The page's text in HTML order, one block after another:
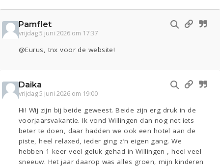
Pamflet
vrijdag 5 juni 2026 om 17:37
@Eurus, tnx voor de website!
Daika
vrijdag 5 juni 2026 om 19:00
Hi! Wij zijn bij beide geweest. Beide zijn erg druk in de
voorjaarsvakantie. Ik vond Willingen dan nog net iets
beter te doen, daar hadden we ook een hotel aan de
piste, heel relaxed, ieder ging z’n eigen gang. We
hebben 1 keer veel geluk gehad in Willingen , heel veel
sneeuw. Het jaar daarop was alles groen, mijn kinderen